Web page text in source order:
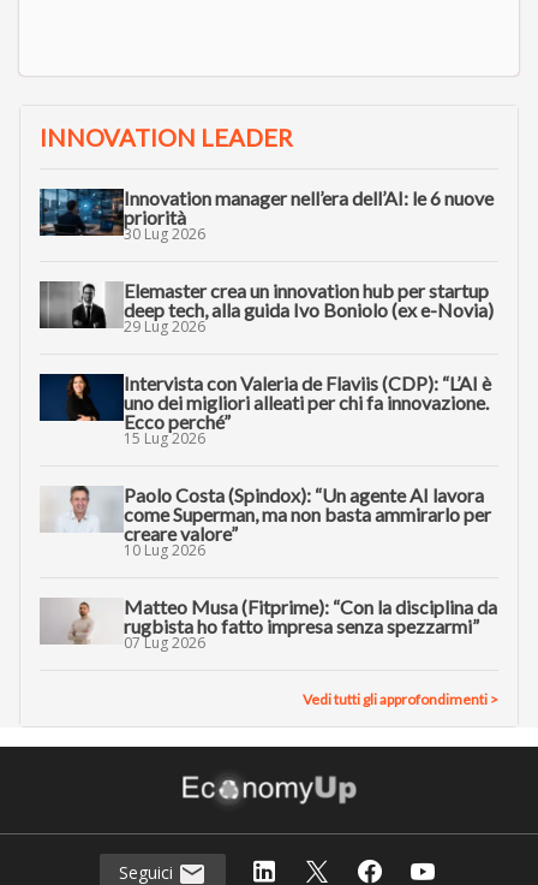
INNOVATION LEADER
Innovation manager nell’era dell’AI: le 6 nuove
priorità
30 Lug 2026
Elemaster crea un innovation hub per startup
deep tech, alla guida Ivo Boniolo (ex e-Novia)
29 Lug 2026
Intervista con Valeria de Flaviis (CDP): “L’AI è
uno dei migliori alleati per chi fa innovazione.
Ecco perché”
15 Lug 2026
Paolo Costa (Spindox): “Un agente AI lavora
come Superman, ma non basta ammirarlo per
creare valore”
10 Lug 2026
Matteo Musa (Fitprime): “Con la disciplina da
rugbista ho fatto impresa senza spezzarmi”
07 Lug 2026
Vedi tutti gli approfondimenti >
Seguici